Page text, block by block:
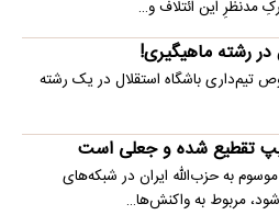
این ائتلاف و…
در رشته ماهیگیری!
باشگاه استقلال در یک رشته
تقطیع شده و جعلی است
به حزب‌الله ایران در شبکه‌های
مربوط به واکنش‌ها…